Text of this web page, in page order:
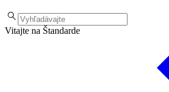
Vitajte na Štandarde